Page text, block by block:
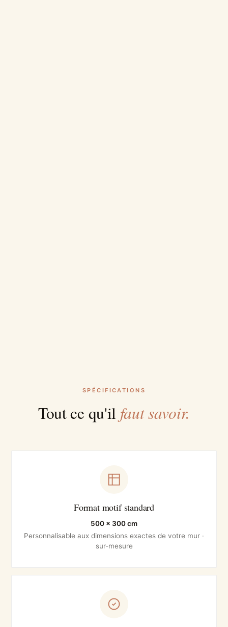
SPÉCIFICATIONS
Tout ce qu'il faut savoir.
Format motif standard
500 × 300 cm
Personnalisable aux dimensions exactes de votre mur ·
sur-mesure